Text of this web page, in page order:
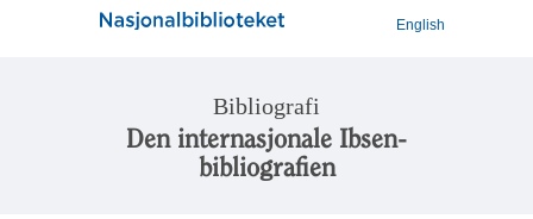
English
Bibliografi
Den internasjonale Ibsen-
bibliografien